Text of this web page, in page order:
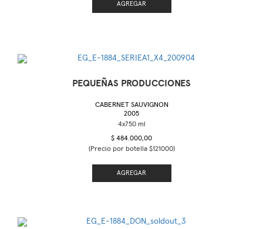
AGREGAR
PEQUEÑAS PRODUCCIONES
CABERNET SAUVIGNON
2005
$ 484.000,00
(Precio por botella $121000)
AGREGAR